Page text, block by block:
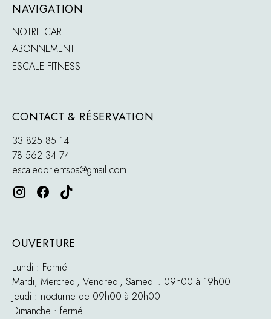
NAVIGATION
NOTRE CARTE
ABONNEMENT
ESCALE FITNESS
CONTACT & RÉSERVATION
33 825 85 14
78 562 34 74
escaledorientspa@gmail.com
OUVERTURE
Lundi : Fermé
Mardi, Mercredi, Vendredi, Samedi : 09h00 à 19h00
Jeudi : nocturne de 09h00 à 20h00
Dimanche : fermé